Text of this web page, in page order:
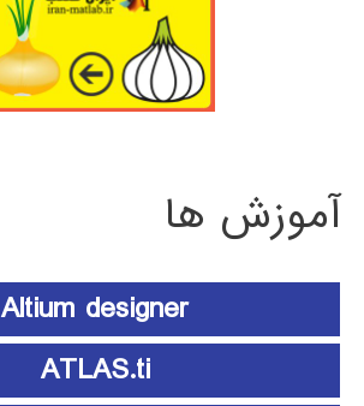
آموزش ها
Altium designer
ATLAS.ti